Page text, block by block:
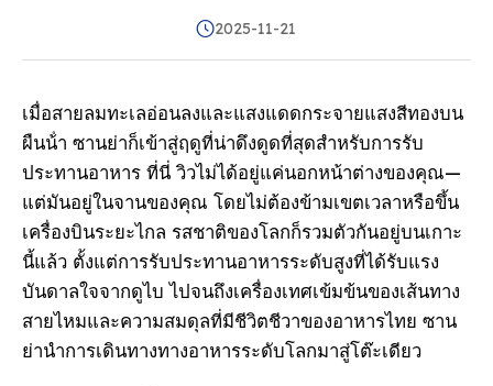
2025-11-21
เมื่อสายลมทะเลอ่อนลงและแสงแดดกระจายแสงสีทองบน
ผืนน้ํา ซานย่าก็เข้าสู่ฤดูที่น่าดึงดูดที่สุดสําหรับการรับ
ประทานอาหาร ที่นี่ วิวไม่ได้อยู่แค่นอกหน้าต่างของคุณ—
แต่มันอยู่ในจานของคุณ โดยไม่ต้องข้ามเขตเวลาหรือขึ้น
เครื่องบินระยะไกล รสชาติของโลกก็รวมตัวกันอยู่บนเกาะ
นี้แล้ว ตั้งแต่การรับประทานอาหารระดับสูงที่ได้รับแรง
บันดาลใจจากดูไบ ไปจนถึงเครื่องเทศเข้มข้นของเส้นทาง
สายไหมและความสมดุลที่มีชีวิตชีวาของอาหารไทย ซาน
ย่านําการเดินทางทางอาหารระดับโลกมาสู่โต๊ะเดียว